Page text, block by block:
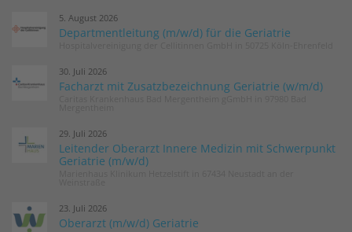
5. August 2026
Departmentleitung (m/w/d) für die Geriatrie
30. Juli 2026
Facharzt mit Zusatzbezeichnung Geriatrie (w/m/d)
29. Juli 2026
Leitender Oberarzt Innere Medizin mit Schwerpunkt
Geriatrie (m/w/d)
23. Juli 2026
Oberarzt (m/w/d) Geriatrie